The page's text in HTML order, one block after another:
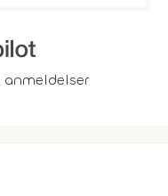
anmeldelser